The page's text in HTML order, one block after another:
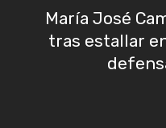
María José
tras estallar